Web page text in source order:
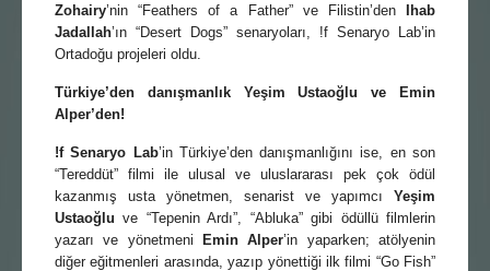
Zohairy’nin “Feathers of a Father” ve Filistin’den Ihab
Jadallah’ın “Desert Dogs” senaryoları, !f Senaryo Lab’in
Ortadoğu projeleri oldu.
Türkiye’den danışmanlık Yeşim Ustaoğlu ve Emin
Alper’den!
!f Senaryo Lab’in Türkiye’den danışmanlığını ise, en son
“Tereddüt” filmi ile ulusal ve uluslararası pek çok ödül
kazanmış usta yönetmen, senarist ve yapımcı Yeşim
Ustaoğlu ve “Tepenin Ardı”, “Abluka” gibi ödüllü filmlerin
yazarı ve yönetmeni Emin Alper’in yaparken; atölyenin
diğer eğitmenleri arasında, yazıp yönettiği ilk filmi “Go Fish”